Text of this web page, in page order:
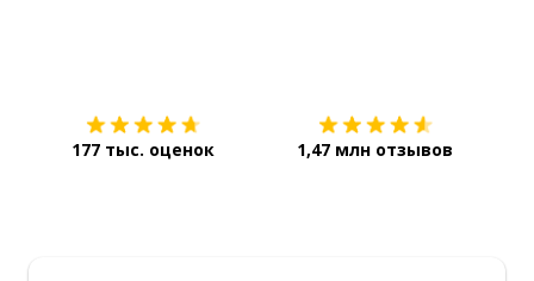
177 тыс. оценок 1,47 млн отзывов